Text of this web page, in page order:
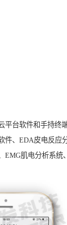
平台软件和手持终
件、EDA皮电反应
EMG肌电分析系统